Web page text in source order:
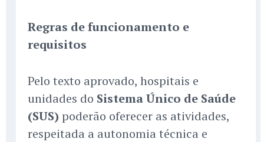
Regras de funcionamento e
requisitos
Pelo texto aprovado, hospitais e
unidades do Sistema Único de Saúde
(SUS) poderão oferecer as atividades,
respeitada a autonomia técnica e